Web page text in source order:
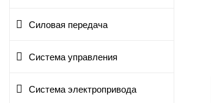
Силовая передача
Система управления
Система электропривода